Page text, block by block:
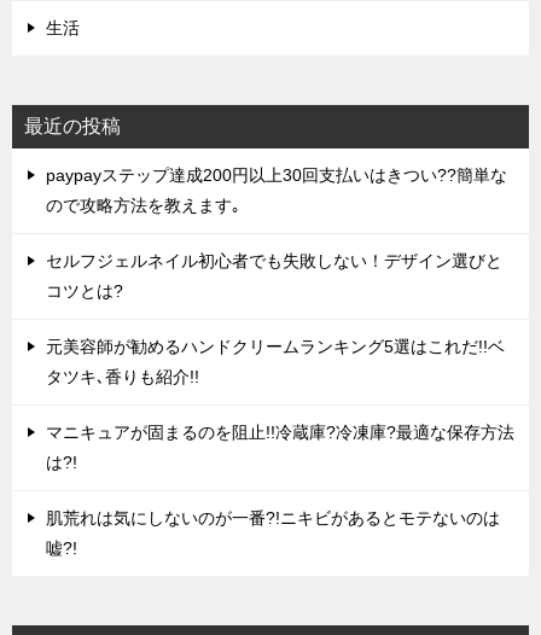
生活
最近の投稿
paypayステップ達成200円以上30回支払いはきつい??簡単な
ので攻略方法を教えます｡
セルフジェルネイル初心者でも失敗しない！デザイン選びと
コツとは?
元美容師が勧めるハンドクリームランキング5選はこれだ!!ベ
タツキ､香りも紹介!!
マニキュアが固まるのを阻止!!冷蔵庫?冷凍庫?最適な保存方法
は?!
肌荒れは気にしないのが一番?!ニキビがあるとモテないのは
嘘?!